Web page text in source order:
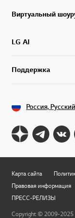
Виртуальный
LG AI
Поддержка
Россия, Русский
Карта сайта
Правовая информация
ПРЕСС-РЕЛИЗЫ
Copyright © 2009-2025